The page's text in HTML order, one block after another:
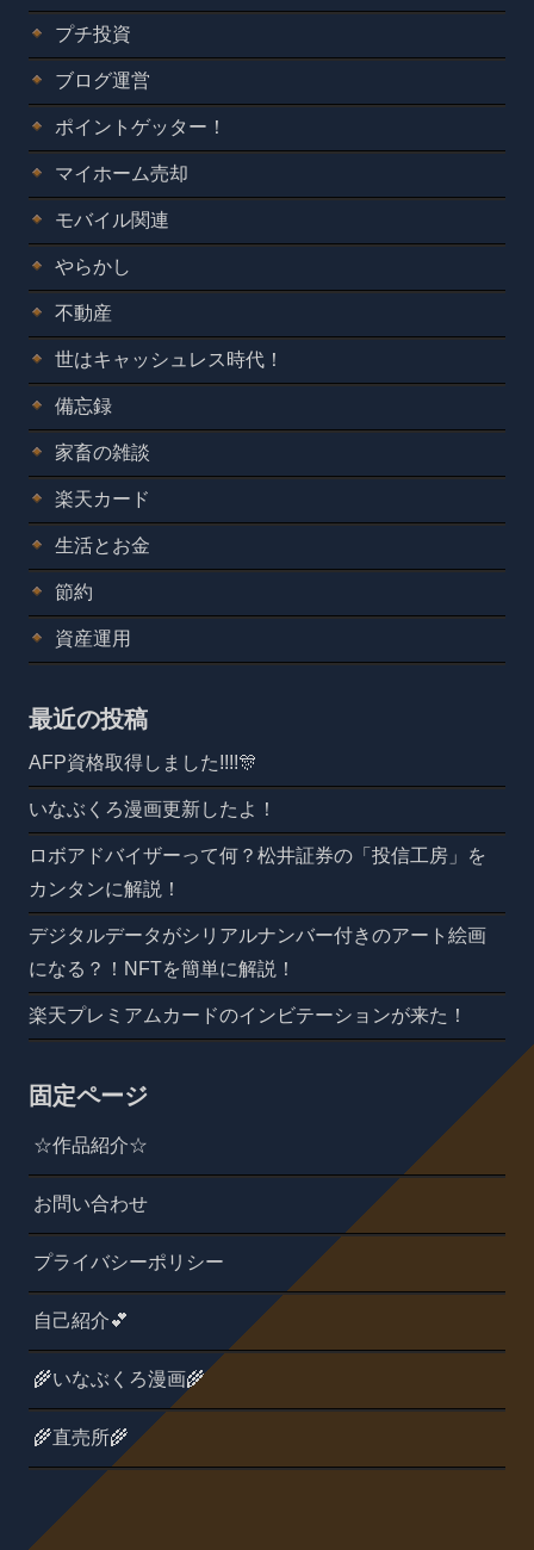
プチ投資
ブログ運営
ポイントゲッター！
マイホーム売却
モバイル関連
やらかし
不動産
世はキャッシュレス時代！
備忘録
家畜の雑談
楽天カード
生活とお金
節約
資産運用
最近の投稿
AFP資格取得しました!!!!🎊
いなぶくろ漫画更新したよ！
ロボアドバイザーって何？松井証券の「投信工房」を
カンタンに解説！
デジタルデータがシリアルナンバー付きのアート絵画
になる？！NFTを簡単に解説！
楽天プレミアムカードのインビテーションが来た！
固定ページ
☆作品紹介☆
お問い合わせ
プライバシーポリシー
自己紹介💕
🌾いなぶくろ漫画🌾
🌾直売所🌾